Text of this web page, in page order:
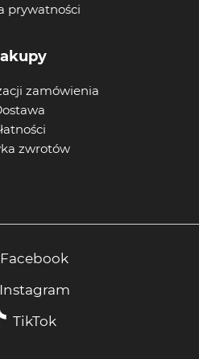
prywatności
zamówienia
zwrotów
Facebook
Instagram
TikTok